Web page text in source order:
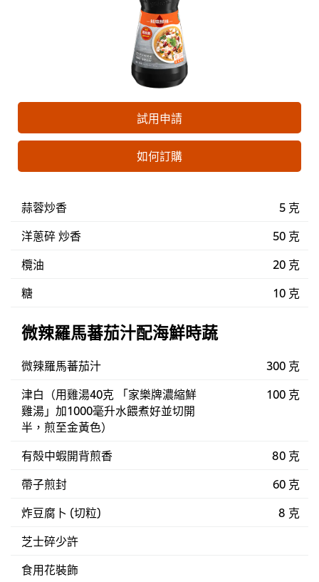
試用申請
如何訂購
蒜蓉炒香
5 克
洋蔥碎 炒香
50 克
欖油
20 克
糖
10 克
微辣羅馬蕃茄汁配海鮮時蔬
微辣羅馬蕃茄汁
300 克
津白（用雞湯40克 「家樂牌濃縮鮮
雞湯」加1000毫升水餵煮好並切開
半，煎至金黃色）
100 克
有殻中蝦開背煎香
80 克
帶子煎封
60 克
炸豆腐卜 (切粒)
8 克
芝士碎少許
食用花裝飾